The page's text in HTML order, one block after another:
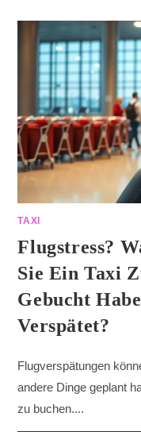
TAXI
Flugstress?
Sie Ein Taxi
Gebucht
Verspätet?
Flugverspätungen
andere Dinge geplant
zu buchen....